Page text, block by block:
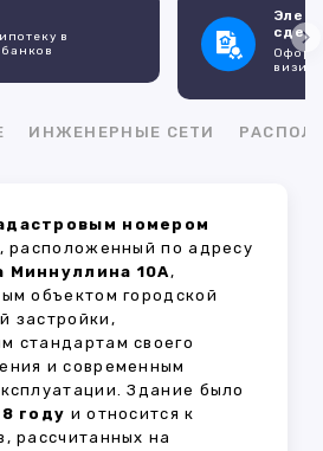
в
ИНЖЕНЕРНЫЕ СЕТИ
номером
, расположенный по адресу
Миннуллина 10А,
объектом городской
застройки,
стандартам своего
и современным
Здание было
году и относится к
рассчитанных на